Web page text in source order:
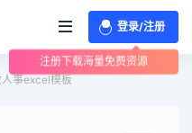
登录/注册
注册下载海量免费资源
事excel模板